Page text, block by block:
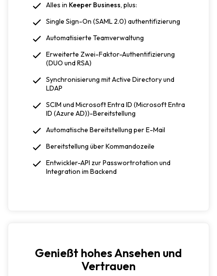
Alles in Keeper Business, plus:
Single Sign-On (SAML 2.0) authentifizierung
Automatisierte Teamverwaltung
Erweiterte Zwei-Faktor-Authentifizierung
(DUO und RSA)
Synchronisierung mit Active Directory und
LDAP
SCIM und Microsoft Entra ID (Microsoft Entra
ID (Azure AD))-Bereitstellung
Automatische Bereitstellung per E-Mail
Bereitstellung über Kommandozeile
Entwickler-API zur Passwortrotation und
Integration im Backend
Genießt hohes Ansehen und
Vertrauen